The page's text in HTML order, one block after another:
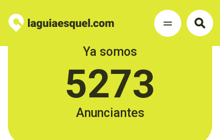
Ya somos
5273
Anunciantes